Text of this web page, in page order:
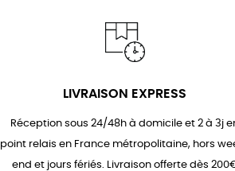
LIVRAISON EXPRESS
Réception sous 24/48h à domicile et 2 à 3j
point relais en France métropolitaine, hors
end et jours fériés. Livraison offerte dès